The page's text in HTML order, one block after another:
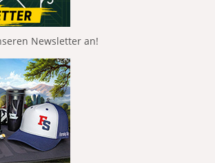
Newsletter an!